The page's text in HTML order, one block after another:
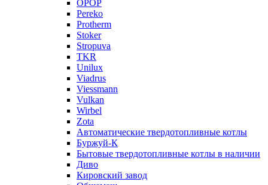
OPOP
Pereko
Protherm
Stoker
Stropuva
TKR
Unilux
Viadrus
Viessmann
Vulkan
Wirbel
Zota
Автоматические твердотопливные котлы
Буржуй-К
Бытовые твердотопливные котлы в наличии
Диво
Кировский завод